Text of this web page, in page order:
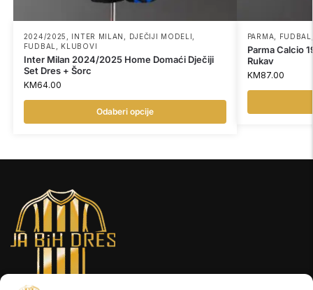
2024/2025 INTER MILAN DJEČIJI MODELI
FUDBAL
KLUBOVI
Inter Milan 2024/2025 Home Domaći Dječiji
Set Dres + Šorc
KM64.00
Odaberi opcije
PARMA FUDBAL
Parma Calcio
Rukav
KM87.00